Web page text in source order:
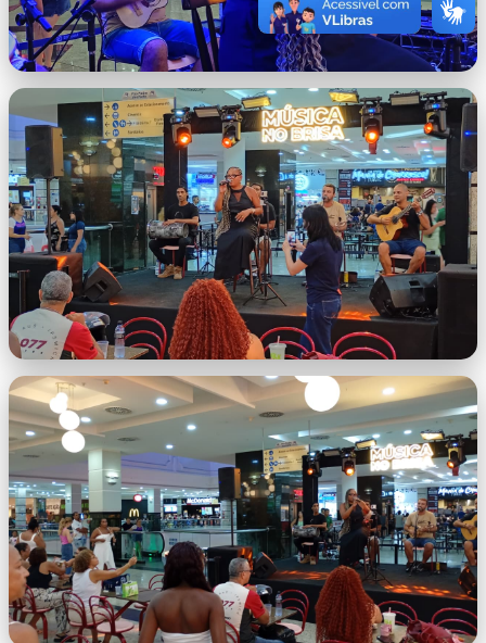
llll.jpeg
lll.jpeg